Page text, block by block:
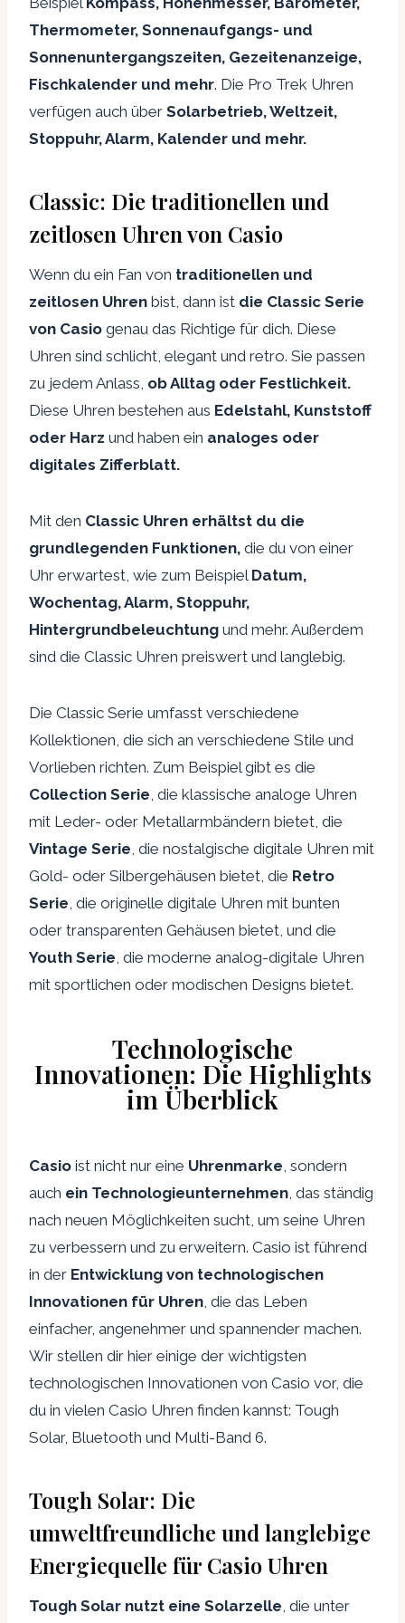
Thermometer, Sonnenaufgangs- und
Sonnenuntergangszeiten, Gezeitenanzeige,
Fischkalender und mehr. Die Pro Trek Uhren
verfügen auch über Solarbetrieb, Weltzeit,
Stoppuhr, Alarm, Kalender und mehr.
Classic: Die traditionellen und
zeitlosen Uhren von Casio
Wenn du ein Fan von traditionellen und
zeitlosen Uhren bist, dann ist die Classic Serie
von Casio genau das Richtige für dich. Diese
Uhren sind schlicht, elegant und retro. Sie passen
zu jedem Anlass, ob Alltag oder Festlichkeit.
Diese Uhren bestehen aus Edelstahl, Kunststoff
oder Harz und haben ein analoges oder
digitales Zifferblatt.
Mit den Classic Uhren erhältst du die
grundlegenden Funktionen, die du von einer
Uhr erwartest, wie zum Beispiel Datum,
Wochentag, Alarm, Stoppuhr,
Hintergrundbeleuchtung und mehr. Außerdem
sind die Classic Uhren preiswert und langlebig.
Die Classic Serie umfasst verschiedene
Kollektionen, die sich an verschiedene Stile und
Vorlieben richten. Zum Beispiel gibt es die
Collection Serie , die klassische analoge Uhren
mit Leder- oder Metallarmbändern bietet, die
Vintage Serie , die nostalgische digitale Uhren mit
Gold- oder Silbergehäusen bietet, die Retro
Serie , die originelle digitale Uhren mit bunten
oder transparenten Gehäusen bietet, und die
Youth Serie , die moderne analog-digitale Uhren
mit sportlichen oder modischen Designs bietet.
Technologische
Innovationen: Die Highlights
im Überblick
Casio ist nicht nur eine Uhrenmarke , sondern
auch ein Technologieunternehmen , das ständig
nach neuen Möglichkeiten sucht, um seine Uhren
zu verbessern und zu erweitern. Casio ist führend
in der Entwicklung von technologischen
Innovationen für Uhren , die das Leben
einfacher, angenehmer und spannender machen.
Wir stellen dir hier einige der wichtigsten
technologischen Innovationen von Casio vor, die
du in vielen Casio Uhren finden kannst: Tough
Solar, Bluetooth und Multi-Band 6.
Tough Solar: Die
umweltfreundliche und langlebige
Energiequelle für Casio Uhren
Tough Solar nutzt eine Solarzelle , die unter